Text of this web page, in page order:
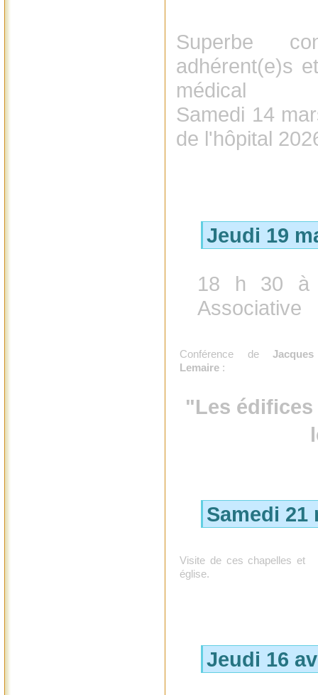
Superbe
adhérent(e)s
médical
Samedi 14
de l'hôpital
Jeudi 19
18 h 30 à
Associative
Conférence de Jacques
Lemaire :
"Les
Samedi 21
Visite de ces chapelles et
église.
Jeudi 16